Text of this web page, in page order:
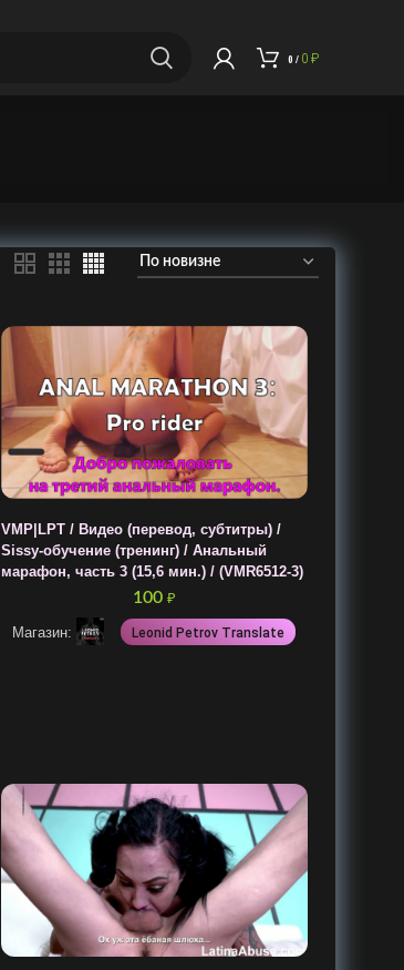
0 / 0 ₽
VMP|LPT / Видео (перевод, субтитры) /
Sissy-обучение (тренинг) / Анальный
марафон, часть 3 (15,6 мин.) / (VMR6512-3)
100 ₽
Магазин: Leonid Petrov Translate